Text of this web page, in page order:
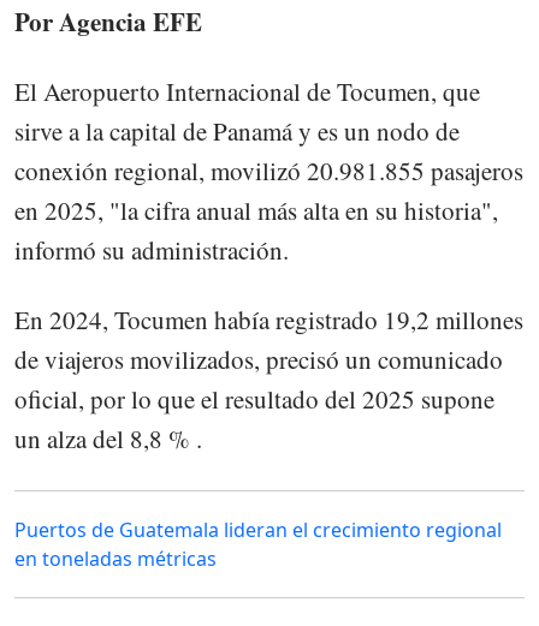
Por Agencia EFE
El Aeropuerto Internacional de Tocumen, que
sirve a la capital de Panamá y es un nodo de
conexión regional, movilizó 20.981.855 pasajeros
en 2025, "la cifra anual más alta en su historia",
informó su administración.
En 2024, Tocumen había registrado 19,2 millones
de viajeros movilizados, precisó un comunicado
oficial, por lo que el resultado del 2025 supone
un alza del 8,8 % .
Puertos de Guatemala lideran el crecimiento regional
en toneladas métricas